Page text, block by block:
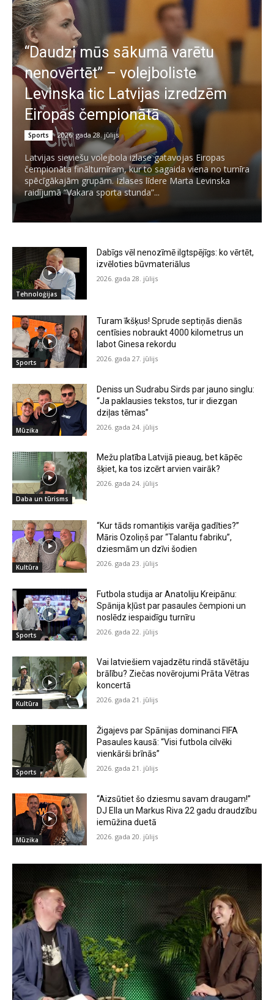
“Daudzi mūs sākumā varētu
nenovērtēt” – volejboliste
Levinska tic Latvijas izredzēm
Eiropas čempionātā
Sports 2026. gada 28. jūlijs
Latvijas sieviešu volejbola izlase gatavojas Eiropas
čempionāta finālturnīram, kur to sagaida viena no turnīra
spēcīgākajām grupām. Izlases līdere Marta Levinska
raidījumā “Vakara sporta stunda”...
Tehnoloģijas
Dabīgs vēl nenozīmē ilgtspējīgs: ko vērtēt,
izvēloties būvmateriālus
2026. gada 28. jūlijs
Sports
Turam īkšķus! Sprude septiņās dienās
centīsies nobraukt 4000 kilometrus un
labot Ginesa rekordu
2026. gada 27. jūlijs
Mūzika
Deniss un Sudrabu Sirds par jauno singlu:
“Ja paklausies tekstos, tur ir diezgan
dziļas tēmas”
2026. gada 24. jūlijs
Daba un tūrisms
Mežu platība Latvijā pieaug, bet kāpēc
šķiet, ka tos izcērt arvien vairāk?
2026. gada 24. jūlijs
Kultūra
“Kur tāds romantiķis varēja gadīties?”
Māris Ozoliņš par “Talantu fabriku”,
dziesmām un dzīvi šodien
2026. gada 23. jūlijs
Sports
Futbola studija ar Anatoliju Kreipānu:
Spānija kļūst par pasaules čempioni un
noslēdz iespaidīgu turnīru
2026. gada 22. jūlijs
Kultūra
Vai latviešiem vajadzētu rindā stāvētāju
brālību? Ziečas novērojumi Prāta Vētras
koncertā
2026. gada 21. jūlijs
Sports
Žigajevs par Spānijas dominanci FIFA
Pasaules kausā: “Visi futbola cilvēki
vienkārši brīnās”
2026. gada 21. jūlijs
Mūzika
“Aizsūtiet šo dziesmu savam draugam!”
DJ Ella un Markus Riva 22 gadu draudzību
iemūžina duetā
2026. gada 20. jūlijs